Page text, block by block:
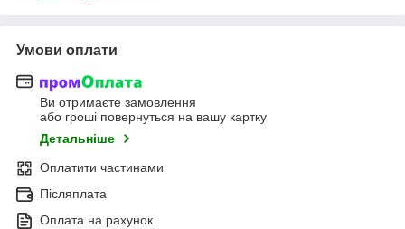
Умови оплати
Ви отримаєте замовлення
або гроші повернуться на вашу картку
Детальніше
Оплатити частинами
Післяплата
Оплата на рахунок